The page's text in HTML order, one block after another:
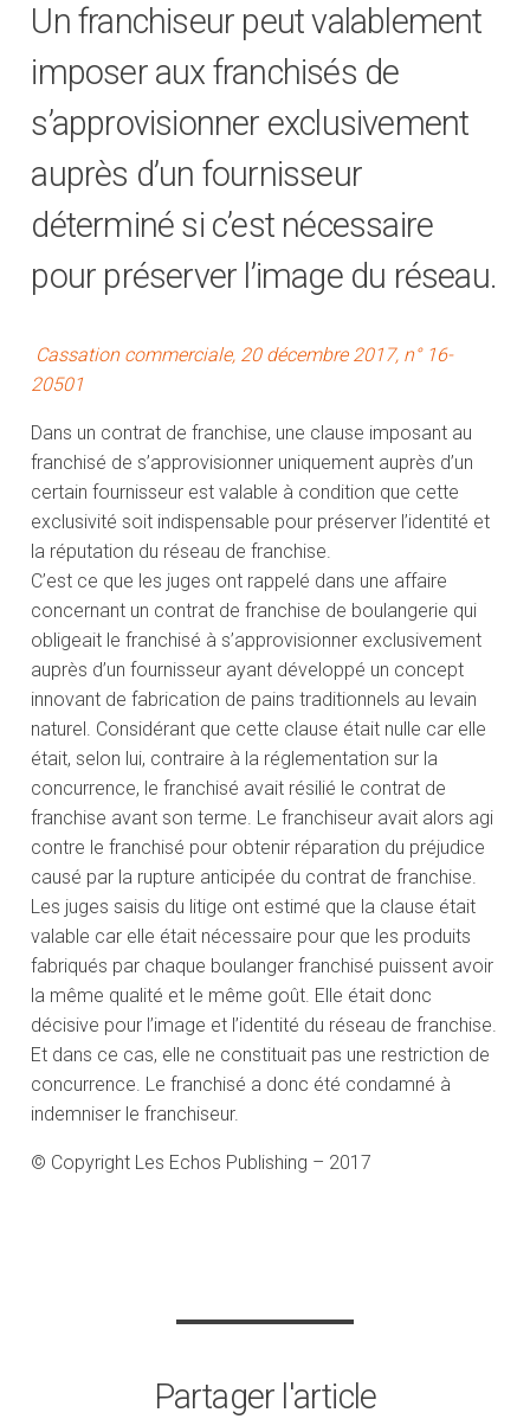
Un franchiseur peut valablement
imposer aux franchisés de
s’approvisionner exclusivement
auprès d’un fournisseur
déterminé si c’est nécessaire
pour préserver l’image du réseau.
Cassation commerciale, 20 décembre 2017, n° 16-
20501
Dans un contrat de franchise, une clause imposant au
franchisé de s’approvisionner uniquement auprès d’un
certain fournisseur est valable à condition que cette
exclusivité soit indispensable pour préserver l’identité et
la réputation du réseau de franchise.
C’est ce que les juges ont rappelé dans une affaire
concernant un contrat de franchise de boulangerie qui
obligeait le franchisé à s’approvisionner exclusivement
auprès d’un fournisseur ayant développé un concept
innovant de fabrication de pains traditionnels au levain
naturel. Considérant que cette clause était nulle car elle
était, selon lui, contraire à la réglementation sur la
concurrence, le franchisé avait résilié le contrat de
franchise avant son terme. Le franchiseur avait alors agi
contre le franchisé pour obtenir réparation du préjudice
causé par la rupture anticipée du contrat de franchise.
Les juges saisis du litige ont estimé que la clause était
valable car elle était nécessaire pour que les produits
fabriqués par chaque boulanger franchisé puissent avoir
la même qualité et le même goût. Elle était donc
décisive pour l’image et l’identité du réseau de franchise.
Et dans ce cas, elle ne constituait pas une restriction de
concurrence. Le franchisé a donc été condamné à
indemniser le franchiseur.
© Copyright Les Echos Publishing – 2017
Partager l'article